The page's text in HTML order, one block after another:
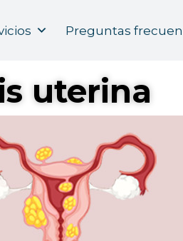
Preguntas
uterina